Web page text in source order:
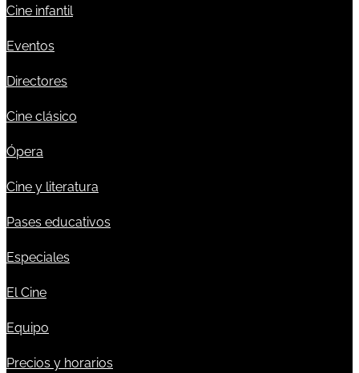
Cine infantil
Eventos
Directores
Cine clásico
Ópera
Cine y literatura
Pases educativos
Especiales
El Cine
Equipo
Precios y horarios